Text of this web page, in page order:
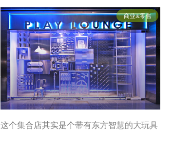
商业&零售
这个集合店其实是个带有东方智慧的大玩具